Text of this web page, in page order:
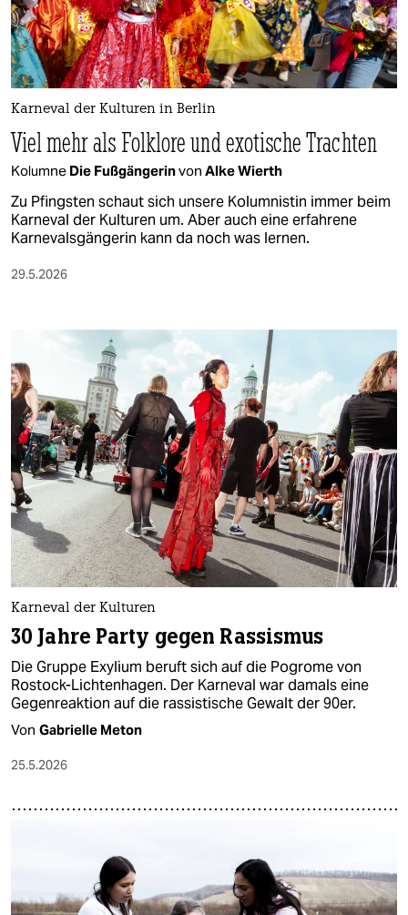
nord
wahrheit
veranstaltungen
shop
fragen & hilfe
genossenschaft
epaper login
Karneval der Kulturen in Berlin
Viel mehr als Folklore und exotische Trachten
Kolumne Die Fußgängerinvon Alke Wierth
Zu Pfingsten schaut sich unsere Kolumnistin immer beim
Karneval der Kulturen um. Aber auch eine erfahrene
Karnevalsgängerin kann da noch was lernen.
29.5.2026
Karneval der Kulturen
30 Jahre Party gegen Rassismus
Die Gruppe Exylium beruft sich auf die Pogrome von
Rostock-Lichtenhagen. Der Karneval war damals eine
Gegenreaktion auf die rassistische Gewalt der 90er.
Von Gabrielle Meton
25.5.2026